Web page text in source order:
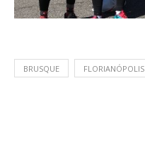
BRUSQUE FLORIANÓPOLIS